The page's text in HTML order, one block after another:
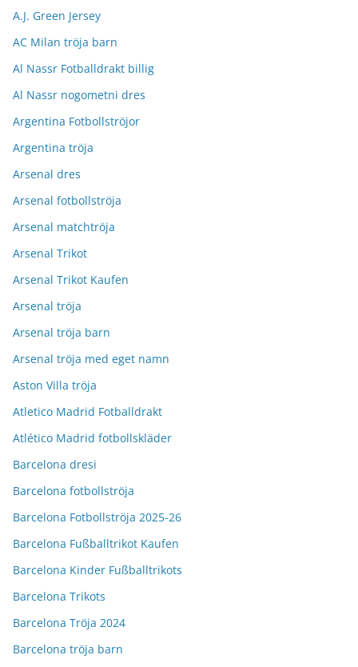
A.J. Green Jersey
AC Milan tröja barn
Al Nassr Fotballdrakt billig
Al Nassr nogometni dres
Argentina Fotbollströjor
Argentina tröja
Arsenal dres
Arsenal fotbollströja
Arsenal matchtröja
Arsenal Trikot
Arsenal Trikot Kaufen
Arsenal tröja
Arsenal tröja barn
Arsenal tröja med eget namn
Aston Villa tröja
Atletico Madrid Fotballdrakt
Atlético Madrid fotbollskläder
Barcelona dresi
Barcelona fotbollströja
Barcelona Fotbollströja 2025-26
Barcelona Fußballtrikot Kaufen
Barcelona Kinder Fußballtrikots
Barcelona Trikots
Barcelona Tröja 2024
Barcelona tröja barn